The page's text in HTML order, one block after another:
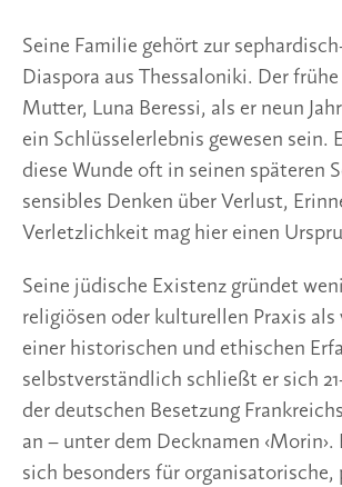
Seine Familie gehört zur
Diaspora aus Thessaloniki. Der frühe
Mutter, Luna Beressi, als er neun
ein Schlüsselerlebnis gewesen sein.
diese Wunde oft in seinen späteren
sensibles Denken über Verlust,
Verletzlichkeit mag hier einen
Seine jüdische Existenz gründet
religiösen oder kulturellen Praxis als
einer historischen und ethischen
selbstverständlich schließt er sich
der deutschen Besetzung
an – unter dem Decknamen ‹Morin›.
sich besonders für